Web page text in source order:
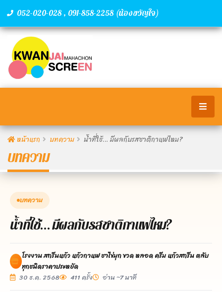
052-020-028 , 091-858-2258 (น้องขวัญใจ)
หน้าแรก บทความ น้ำที่ใช้… มีผลกับรสชาติกาแฟไหม?
บทความ
บทความ
น้ำที่ใช้… มีผลกับรสชาติกาแฟไหม?
โรงงาน สกรีนแก้ว แก้วกาแฟ ชาไข่มุก ขวด หลอด ครีม แก้วสกรีน ตลับ
ทุกชนิดราคาประหยัด
30 ธ.ค. 2568
411 ครั้ง อ่าน ~7 นาที